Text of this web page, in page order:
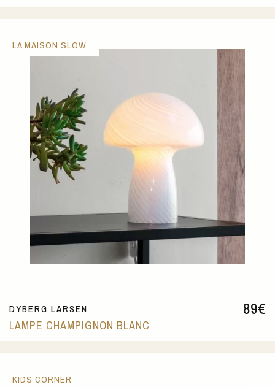
89€
DYBERG LARSEN
LAMPE CHAMPIGNON BLANC
LA MAISON SLOW
KIDS CORNER